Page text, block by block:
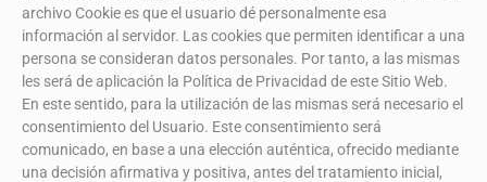
archivo Cookie es que el usuario dé personalmente esa
información al servidor. Las cookies que permiten identificar a una
persona se consideran datos personales. Por tanto, a las mismas
les será de aplicación la Política de Privacidad de este Sitio Web.
En este sentido, para la utilización de las mismas será necesario el
consentimiento del Usuario. Este consentimiento será
comunicado, en base a una elección auténtica, ofrecido mediante
una decisión afirmativa y positiva, antes del tratamiento inicial,